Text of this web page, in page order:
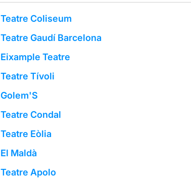
Teatre Coliseum
Teatre Gaudí Barcelona
Eixample Teatre
Teatre Tívoli
Golem'S
Teatre Condal
Teatre Eòlia
El Maldà
Teatre Apolo